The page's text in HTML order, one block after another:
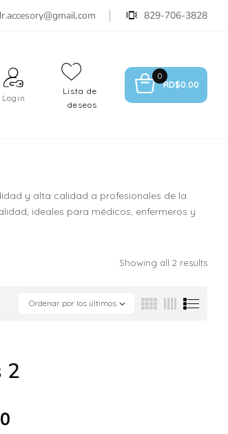
829-706-3828
Login
Lista de
deseos
0
RD$0.00
y alta calidad a profesionales de la
ideales para médicos, enfermeros y
Showing all 2 results
Ordenar por los últimos
2